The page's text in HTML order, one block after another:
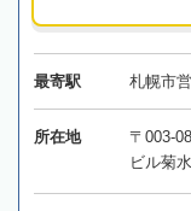
最寄駅 札幌市
所在地
〒003-
ビル菊